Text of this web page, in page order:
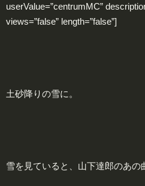
userValue=”centrumMC”
views=”false” length=”false”]
土砂降りの雪に。
雪を見ていると、山下達郎のあの